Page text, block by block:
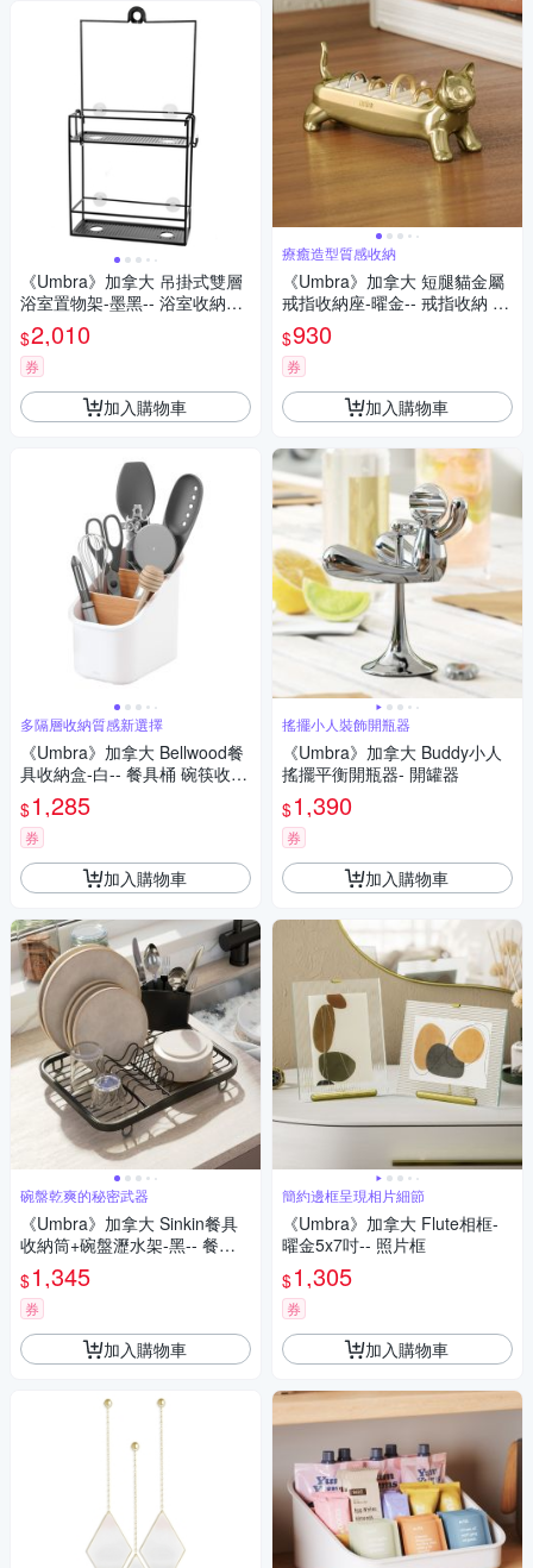
《Umbra》加拿大 吊掛式雙層
浴室置物架-墨黑-- 浴室收納架
瓶罐置物架
$2,010
券
加入購物車
多隔層收納質感新選擇
《Umbra》加拿大 Bellwood餐
具收納盒-白-- 餐具桶 碗筷收納
筒
$1,285
券
加入購物車
碗盤乾爽的秘密武器
《Umbra》加拿大 Sinkin餐具
收納筒+碗盤瀝水架-黑-- 餐具
收納架
$1,345
券
加入購物車
療癒造型質感收納
《Umbra》加拿大 短腿貓金屬
戒指收納座-曜金-- 戒指收納 戒
指展示
$930
券
加入購物車
搖擺小人裝飾開瓶器
《Umbra》加拿大 Buddy小人
搖擺平衡開瓶器- 開罐器
$1,390
券
加入購物車
簡約邊框呈現相片細節
《Umbra》加拿大 Flute相框-
曜金5x7吋-- 照片框
$1,305
券
加入購物車